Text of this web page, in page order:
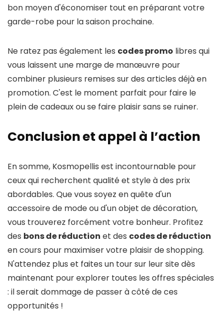
bon moyen d'économiser tout en préparant votre
garde-robe pour la saison prochaine.
Ne ratez pas également les codes promo libres qui
vous laissent une marge de manœuvre pour
combiner plusieurs remises sur des articles déjà en
promotion. C'est le moment parfait pour faire le
plein de cadeaux ou se faire plaisir sans se ruiner.
Conclusion et appel à l’action
En somme, Kosmopellis est incontournable pour
ceux qui recherchent qualité et style à des prix
abordables. Que vous soyez en quête d'un
accessoire de mode ou d'un objet de décoration,
vous trouverez forcément votre bonheur. Profitez
des bons de réduction et des codes de réduction
en cours pour maximiser votre plaisir de shopping.
N'attendez plus et faites un tour sur leur site dès
maintenant pour explorer toutes les offres spéciales
: il serait dommage de passer à côté de ces
opportunités !